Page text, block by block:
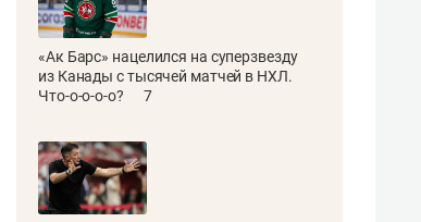
«Ак Барс» нацелился на суперзвезду
из Канады с тысячей матчей в НХЛ.
Что-о-о-о-о?
7